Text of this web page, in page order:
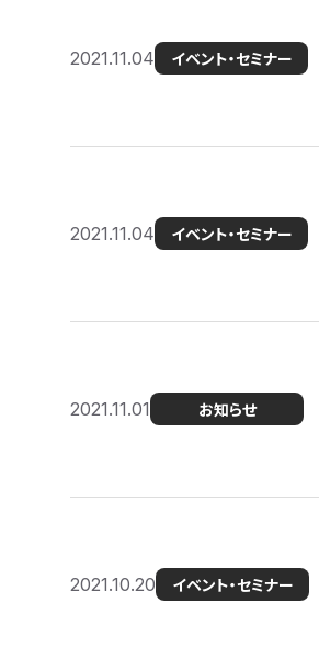
2021.11.04 イベント・セミナー
2021.11.04 イベント・セミナー
2021.11.01 お知らせ
2021.10.20 イベント・セミナー